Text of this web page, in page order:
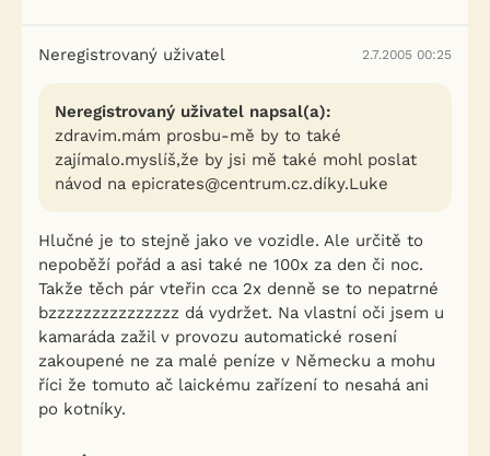
Neregistrovaný uživatel 2.7.2005 00:25
Neregistrovaný uživatel napsal(a):
zdravim.mám prosbu-mě by to také
zajímalo.myslíš,že by jsi mě také mohl poslat
návod na epicrates@centrum.cz.díky.Luke
Hlučné je to stejně jako ve vozidle. Ale určitě to
nepoběží pořád a asi také ne 100x za den či noc.
Takže těch pár vteřin cca 2x denně se to nepatrné
bzzzzzzzzzzzzzzz dá vydržet. Na vlastní oči jsem u
kamaráda zažil v provozu automatické rosení
zakoupené ne za malé peníze v Německu a mohu
říci že tomuto ač laickému zařízení to nesahá ani
po kotníky.